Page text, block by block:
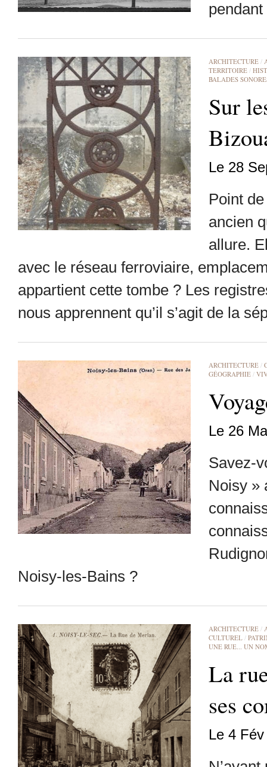
ARCHITECTURE /
TERRITOIRE /
BALADES
Sur
Le 28
Point
ancien
allure.
avec le réseau ferroviaire,
appartient cette tombe ? Les
nous apprennent qu’il s’agit de la
ARCHITECTURE /
GÉOGRAPHIE /
Le 26
Savez-
Noisy »
Noisy-les-Bains ?
ARCHITECTURE /
CULTUREL /
UNE RUE... UN
La
ses
Le 4